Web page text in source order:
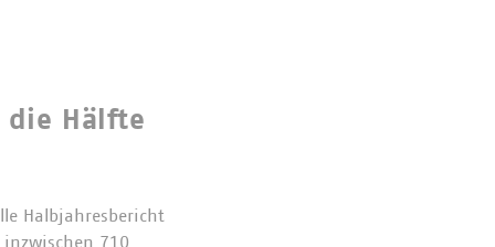
die Hälfte
Halbjahresbericht
710